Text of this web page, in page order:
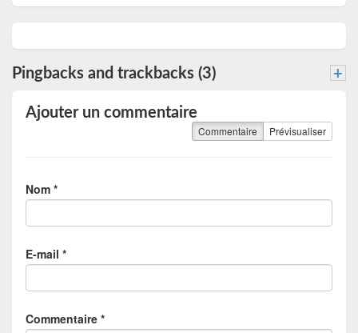
Pingbacks and trackbacks (3) +
Ajouter un commentaire
Commentaire Prévisualiser
Nom *
E-mail *
Commentaire *